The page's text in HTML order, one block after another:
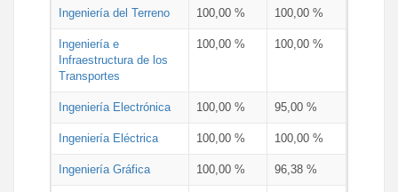
Ingeniería del Terreno 100,00 % 100,00 %
Ingeniería e
Infraestructura de los
Transportes
100,00 % 100,00 %
Ingeniería Electrónica 100,00 % 95,00 %
Ingeniería Eléctrica 100,00 % 100,00 %
Ingeniería Gráfica 100,00 % 96,38 %